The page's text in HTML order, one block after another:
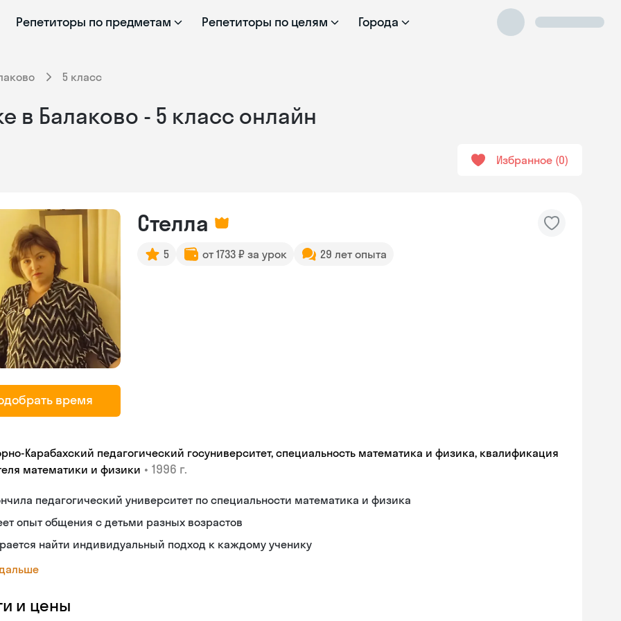
Репетиторы по предметам Репетиторы по целям Города
5 класс
в Балаково - 5 класс онлайн
Избранное 0
время
Стелла
5 от 1733 ₽ за урок 29 лет опыта
Карабахский педагогический госуниверситет, специальность математика и физика, квалификация
математики и физики • 1996 г.
педагогический университет по специальности математика и физика
опыт общения с детьми разных возрастов
найти индивидуальный подход к каждому ученику
и цены